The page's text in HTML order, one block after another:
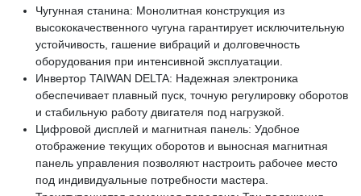
Чугунная станина: Монолитная конструкция из
высококачественного чугуна гарантирует исключительную
устойчивость, гашение вибраций и долговечность
оборудования при интенсивной эксплуатации.
Инвертор TAIWAN DELTA: Надежная электроника
обеспечивает плавный пуск, точную регулировку оборотов
и стабильную работу двигателя под нагрузкой.
Цифровой дисплей и магнитная панель: Удобное
отображение текущих оборотов и выносная магнитная
панель управления позволяют настроить рабочее место
под индивидуальные потребности мастера.